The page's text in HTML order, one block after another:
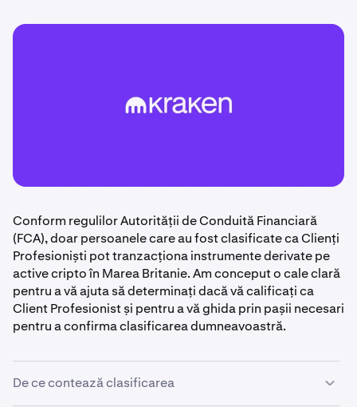
Conform regulilor Autorității de Conduită Financiară
(FCA), doar persoanele care au fost clasificate ca Clienți
Profesioniști pot tranzacționa instrumente derivate pe
active cripto în Marea Britanie. Am conceput o cale clară
pentru a vă ajuta să determinați dacă vă calificați ca
Client Profesionist și pentru a vă ghida prin pașii necesari
pentru a confirma clasificarea dumneavoastră.
De ce contează clasificarea